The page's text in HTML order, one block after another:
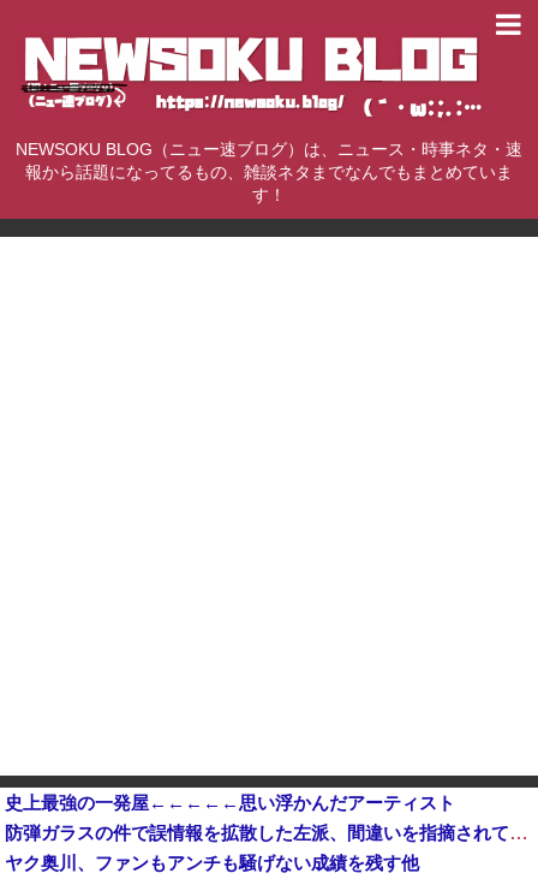
NEWSOKU BLOG（ニュー速ブログ）は、ニュース・時事ネタ・速
報から話題になってるもの、雑談ネタまでなんでもまとめていま
す！
史上最強の一発屋←←←←←思い浮かんだアーティスト
防弾ガラスの件で誤情報を拡散した左派、間違いを指摘されても頑として認めなかった結果……
ヤク奥川、ファンもアンチも騒げない成績を残す他